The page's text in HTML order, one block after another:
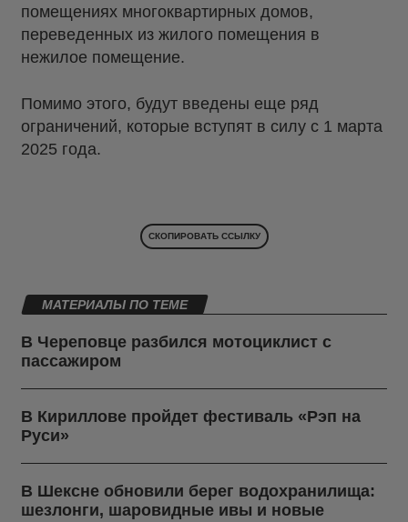
помещениях многоквартирных домов,
переведенных из жилого помещения в
нежилое помещение.
Помимо этого, будут введены еще ряд
ограничений, которые вступят в силу с 1 марта
2025 года.
СКОПИРОВАТЬ ССЫЛКУ
МАТЕРИАЛЫ ПО ТЕМЕ
В Череповце разбился мотоциклист с
пассажиром
В Кириллове пройдет фестиваль «Рэп на
Руси»
В Шексне обновили берег водохранилища:
шезлонги, шаровидные ивы и новые